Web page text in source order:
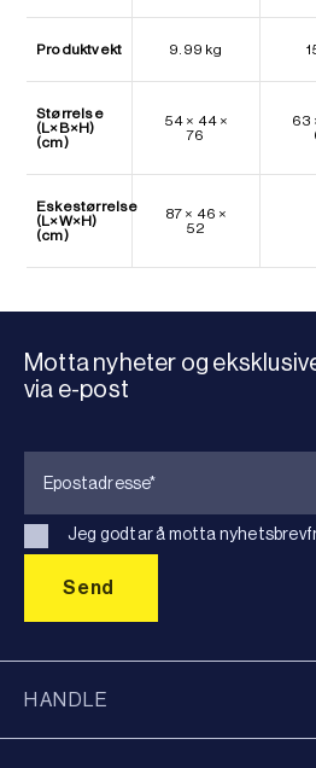
Produktvekt 9.99 kg
Størrelse
(L×B×H)
(cm)
54 × 44 ×
76
63
Eskestørrelse
(L×W×H)
(cm)
87 × 46 ×
52
Motta nyheter og
via e-post
Jeg godtar å motta
HANDLE